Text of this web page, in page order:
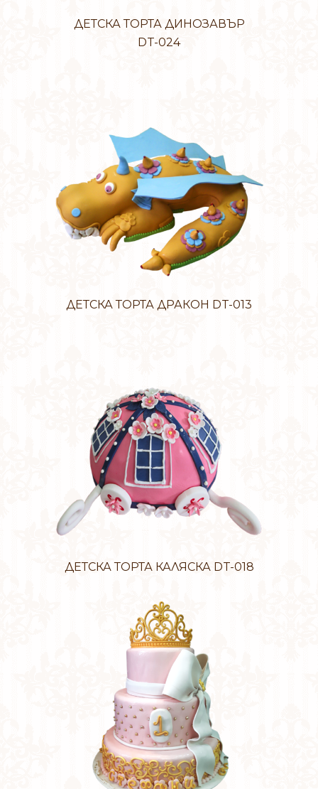
ДЕТСКА ТОРТА ДИНОЗАВЪР
DT-024
ДЕТСКА ТОРТА ДРАКОН DT-013
ДЕТСКА ТОРТА КАЛЯСКА DT-018